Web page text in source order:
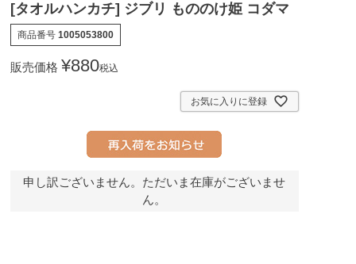
[タオルハンカチ] ジブリ もののけ姫 コダマ
商品番号 1005053800
販売価格 ¥880税込
お気に入りに登録
申し訳ございません。ただいま在庫がございませ
ん。